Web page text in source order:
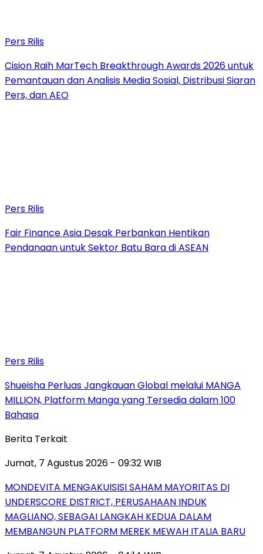
Pers Rilis
Cision Raih MarTech Breakthrough Awards 2026 untuk
Pemantauan dan Analisis Media Sosial, Distribusi Siaran
Pers, dan AEO
Pers Rilis
Fair Finance Asia Desak Perbankan Hentikan
Pendanaan untuk Sektor Batu Bara di ASEAN
Pers Rilis
Shueisha Perluas Jangkauan Global melalui MANGA
MILLION, Platform Manga yang Tersedia dalam 100
Bahasa
Berita Terkait
Jumat, 7 Agustus 2026 - 09:32 WIB
MONDEVITA MENGAKUISISI SAHAM MAYORITAS DI
UNDERSCORE DISTRICT, PERUSAHAAN INDUK
MAGLIANO, SEBAGAI LANGKAH KEDUA DALAM
MEMBANGUN PLATFORM MEREK MEWAH ITALIA BARU